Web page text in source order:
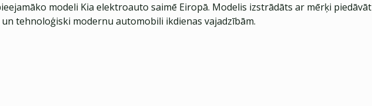
modeli Kia elektroauto saimē Eiropā. Modelis izstrādāts ar mērķi piedāvāt
tehnoloģiski modernu automobili ikdienas vajadzībām.